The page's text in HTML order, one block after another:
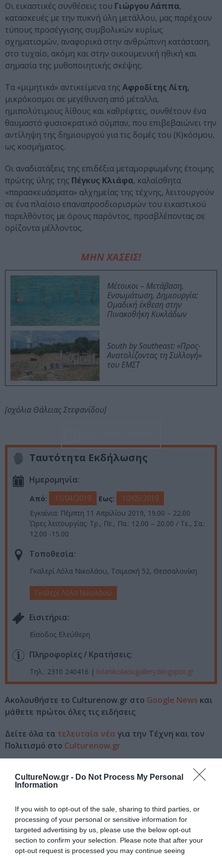
CultureNow.gr - Do Not Process My Personal
Information
If you wish to opt-out of the sale, sharing to third parties, or
processing of your personal or sensitive information for
targeted advertising by us, please use the below opt-out
section to confirm your selection. Please note that after your
opt-out request is processed you may continue seeing
Οι εικαστικές συνθέσεις του Γιώργου Λάππα,
κατασκευές με την πυκνή ύλη μετάλλου, μας παρέχουν
τύπους προσέγγισης συμβολικών κυρίως
σχηματισμών, αναφορικά στην ανθρώπινη κατάσταση,
στο τυχαίο, ακόμη και στην οικουμενική ηθική και
σημασία της μυθοποιητικής σκέψης.
Τα «μιμητικά» αντικείμενα της Αφροδίτης Λίτη,
μικρόκοσμοι σε μεγέθυνση από μέταλλα,
ημιπολύτιμους λίθους και καθρέφτες, συνθέτουν ένα
θαυμαστό φυσιοκρατικό σύμπαν, που επιβεβαιώνει την
αντίληψη της δημιουργού για τις δομές του (Κ)κόσμου,
ως κοσμήματος.
Οι αναδιατάξεις της επιδέξια μεταμορφωμένης έτοιμης
πρώτης ύλης της Πέγκυς Κλιάφα, καλαίσθητα
«παρασκευάσματα» αλχημείας της τέχνης, λειτουργούν
σε ένα πλαίσιο επαναπροσδιορισμών του εικαστικού
παρελθόντος με όρους παρόντος, προσβλέποντας σε
ορίζοντα μέλλοντος.
ΜΗΝ ΧΑΣΕΙΣ!
Μέτοικοι – Μετάβαση,
Ενσωμάτωση, Δημιουργία:
Ομαδική έκθεση στην
Πινακοθήκη Κυκλάδων
South by Southeast: «Προς-
Ανατολίζοντας τη Συλλογή»
του ΕΜΣΤ
[σχόλια Θάλειας Στεφανίδου]
Ταυτότητα Εκδήλωσης
Ημερομηνία:
Από: 11/04/2019 Εως:
10/05/2019
Εγκαίνια: Πέμπτη 11 Απριλίου 2019, 19.00 – 22.00
Ώρες λειτουργίας: Τρ., Πε., Πα.: 12.00 – 20.00 / Τε., Σα.:
12.00 -15.00
Τοποθεσία:
Γκαλερί Λόλα Νικολάου, Τσιμισκή 52, Θεσσαλονίκη
Γκαλερί Λόλα Νικολάου
Eισιτήρια:
Είσοδος Ελεύθερη
Πληροφορίες / Κρατήσεις:
Τηλ.: 2310 240416 | lolanikolaougallery.blogspot.gr
Ακολουθήστε το Culturenow.gr στο Google News και
μάθετε πρώτοι όλες τις ειδήσεις
Δείτε όλα τα τελευταία νέα για την Τέχνη και τον
Πολιτισμό στο Culturenow.gr
ΑΦΡΟΔΙΤΗ ΛΙΤΗ
ΓΙΩΡΓΟΣ ΛΑΠΠΑΣ
ΓΚΑΛΕΡΙ ΤΕΧΝΗΣ - ΑΙΘΟΥΣΕΣ ΤΕΧΝΗΣ
ΓΛΥΠΤΙΚΗ - ΧΑΡΑΚΤΙΚΗ
ΔΩΡΕΑΝ ΕΚΔΗΛΩΣΕΙΣ